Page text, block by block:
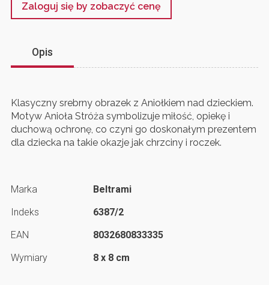
Zaloguj się by zobaczyć cenę
Opis
Klasyczny srebrny obrazek z Aniołkiem nad dzieckiem.
Motyw Anioła Stróża symbolizuje miłość, opiekę i
duchową ochronę, co czyni go doskonałym prezentem
dla dziecka na takie okazje jak chrzciny i roczek.
Marka
Beltrami
Indeks
6387/2
EAN
8032680833335
Wymiary
8 x 8 cm